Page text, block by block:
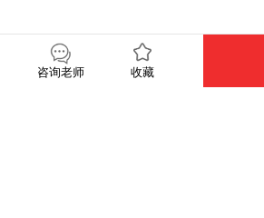
咨询老师 收藏